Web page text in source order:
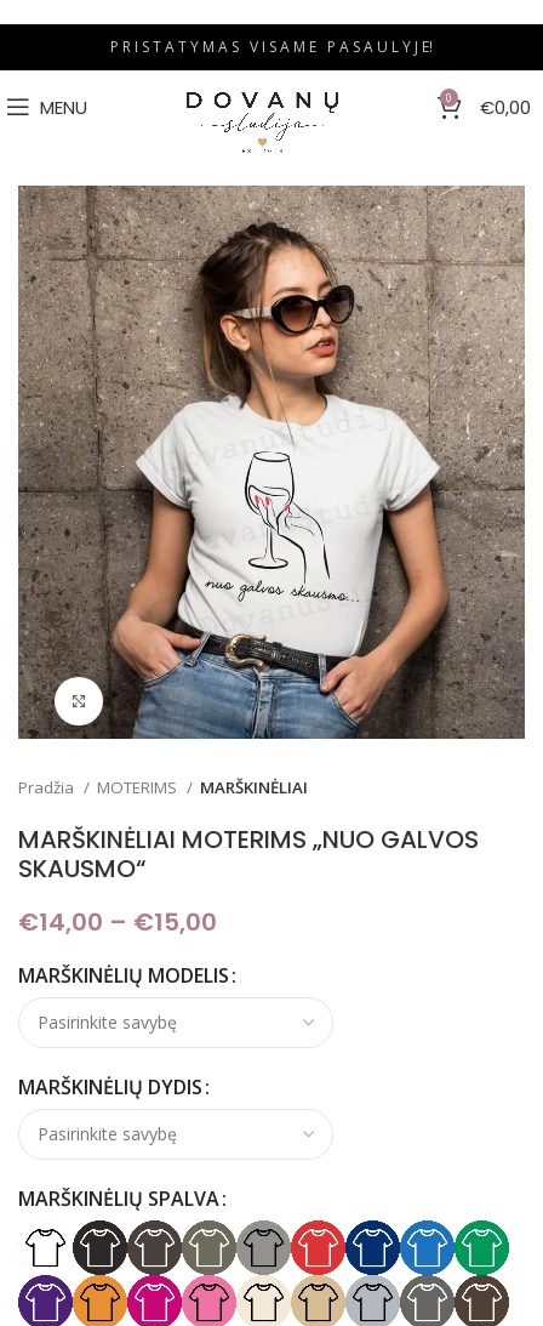
P R I S T A T Y M A S V I S A M E P A S A U L Y J E!
MENU 0 €0,00
Padidinti
Pradžia MOTERIMS MARŠKINĖLIAI
MARŠKINĖLIAI MOTERIMS „NUO GALVOS
SKAUSMO“
€14,00 – €15,00
MARŠKINĖLIŲ MODELIS
MARŠKINĖLIŲ DYDIS
MARŠKINĖLIŲ SPALVA